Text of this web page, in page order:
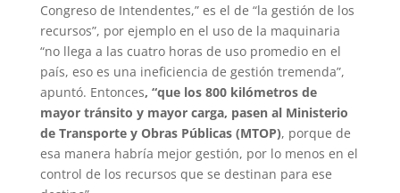
Congreso de Intendentes,” es el de “la gestión de los
recursos”, por ejemplo en el uso de la maquinaria
“no llega a las cuatro horas de uso promedio en el
país, eso es una ineficiencia de gestión tremenda”,
apuntó. Entonces, “que los 800 kilómetros de
mayor tránsito y mayor carga, pasen al Ministerio
de Transporte y Obras Públicas (MTOP), porque de
esa manera habría mejor gestión, por lo menos en el
control de los recursos que se destinan para ese